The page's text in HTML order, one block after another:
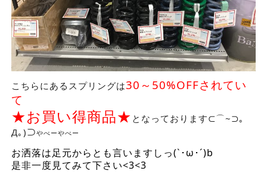
こちらにあるスプリングは30～50%OFFされてい
て
★お買い得商品★ となっております⊂⌒~⊃｡
Д｡)⊃やべーやべー
お洒落は足元からとも言いますしっ(`･ω･´)b
是非一度見てみて下さい<3<3